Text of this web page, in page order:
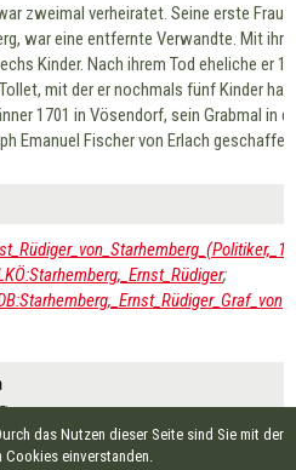
zweimal verheiratet. Seine erste Frau,
war eine entfernte Verwandte. Mit ihr
Kinder. Nach ihrem Tod eheliche er
mit der er nochmals fünf Kinder
1701 in Vösendorf, sein Grabmal in
Emanuel Fischer von Erlach geschaffen.
;
das Nutzen dieser Seite sind Sie mit der
Cookies einverstanden.